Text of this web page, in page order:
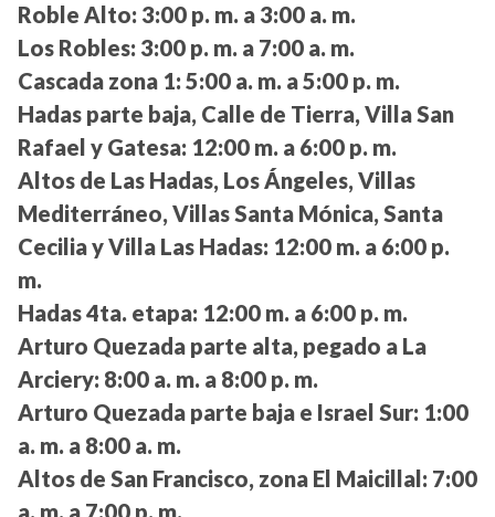
Roble Alto: 3:00 p. m. a 3:00 a. m.
Los Robles: 3:00 p. m. a 7:00 a. m.
Cascada zona 1: 5:00 a. m. a 5:00 p. m.
Hadas parte baja, Calle de Tierra, Villa San
Rafael y Gatesa: 12:00 m. a 6:00 p. m.
Altos de Las Hadas, Los Ángeles, Villas
Mediterráneo, Villas Santa Mónica, Santa
Cecilia y Villa Las Hadas: 12:00 m. a 6:00 p.
m.
Hadas 4ta. etapa: 12:00 m. a 6:00 p. m.
Arturo Quezada parte alta, pegado a La
Arciery: 8:00 a. m. a 8:00 p. m.
Arturo Quezada parte baja e Israel Sur: 1:00
a. m. a 8:00 a. m.
Altos de San Francisco, zona El Maicillal: 7:00